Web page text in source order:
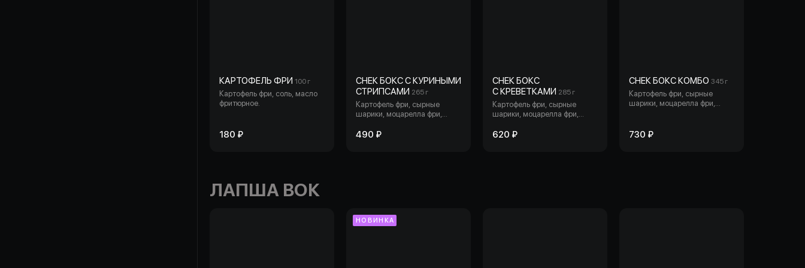
КАРТОФЕЛЬ ФРИ 100 г
Картофель фри, соль, масло
фритюрное.
180 ₽
СНЕК БОКС С КУРИНЫМИ
СТРИПСАМИ 265 г
Картофель фри, сырные
шарики, моцарелла фри,
490 ₽
СНЕК БОКС
С КРЕВЕТКАМИ 285 г
Картофель фри, сырные
шарики, моцарелла фри,
620 ₽
СНЕК БОКС КОМБО 345 г
Картофель фри, сырные
шарики, моцарелла фри,
730 ₽
ЛАПША ВОК
НОВИНКА